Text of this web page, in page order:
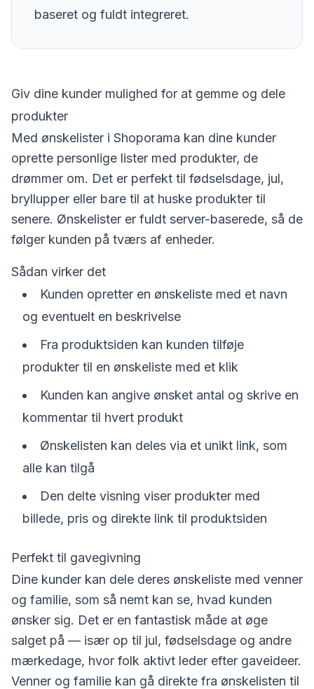
baseret og fuldt integreret.
Giv dine kunder mulighed for at gemme og dele
produkter
Med ønskelister i Shoporama kan dine kunder
oprette personlige lister med produkter, de
drømmer om. Det er perfekt til fødselsdage, jul,
bryllupper eller bare til at huske produkter til
senere. Ønskelister er fuldt server-baserede, så de
følger kunden på tværs af enheder.
Sådan virker det
Kunden opretter en ønskeliste med et navn
og eventuelt en beskrivelse
Fra produktsiden kan kunden tilføje
produkter til en ønskeliste med et klik
Kunden kan angive ønsket antal og skrive en
kommentar til hvert produkt
Ønskelisten kan deles via et unikt link, som
alle kan tilgå
Den delte visning viser produkter med
billede, pris og direkte link til produktsiden
Perfekt til gavegivning
Dine kunder kan dele deres ønskeliste med venner
og familie, som så nemt kan se, hvad kunden
ønsker sig. Det er en fantastisk måde at øge
salget på — især op til jul, fødselsdage og andre
mærkedage, hvor folk aktivt leder efter gaveideer.
Venner og familie kan gå direkte fra ønskelisten til